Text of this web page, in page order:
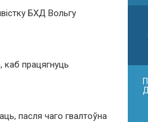
БХД Вольгу
каб працягнуць
пасля чаго гвалтоўна